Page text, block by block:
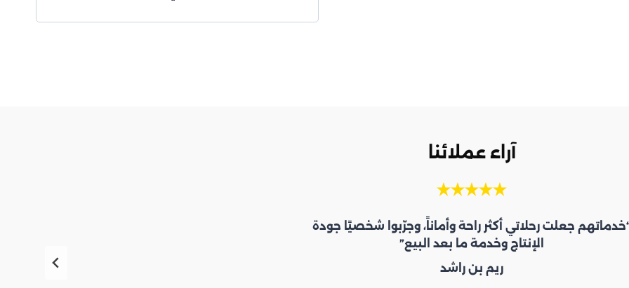
آراء عملائنا
جعلت رحلاتي أكثر راحة وأماناً، وجرّبوا شخصيًا جودة
الإنتاج وخدمة ما بعد البيع”
ريم بن راشد